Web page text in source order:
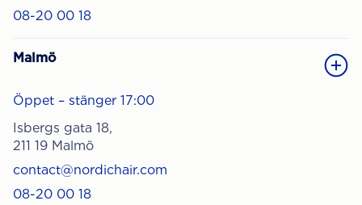
08-20 00 18
Malmö
Öppet – stänger 17:00
Isbergs gata 18,
211 19 Malmö
contact@nordichair.com
08-20 00 18